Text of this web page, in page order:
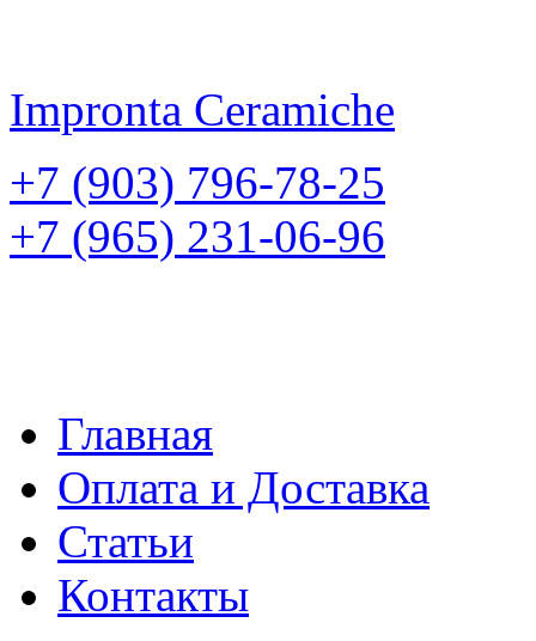
Impronta Ceramiche
+7 (903) 796-78-25
+7 (965) 231-06-96
Главная
Оплата и Доставка
Статьи
Контакты